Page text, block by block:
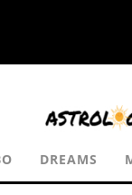
DREAMS